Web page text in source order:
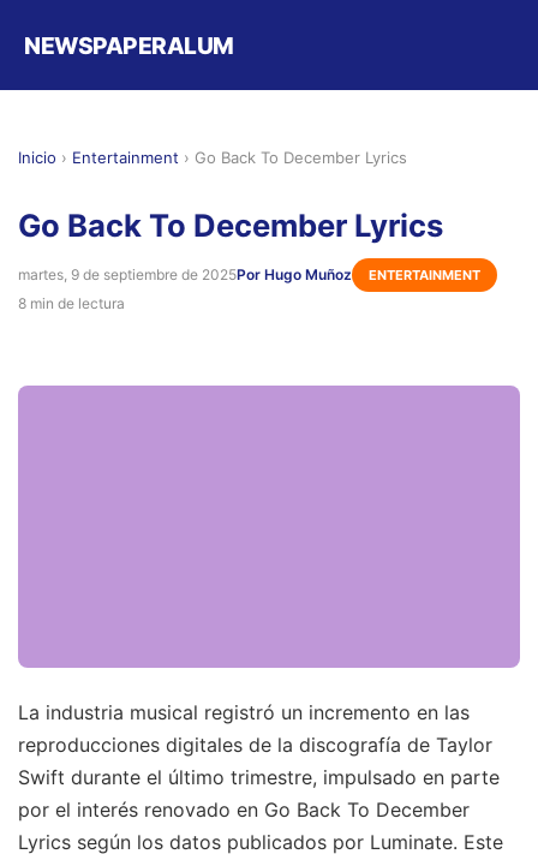
NEWSPAPERALUM
Inicio › Entertainment › Go Back To December Lyrics
Go Back To December Lyrics
martes, 9 de septiembre de 2025Por Hugo Muñoz ENTERTAINMENT
8 min de lectura
La industria musical registró un incremento en las
reproducciones digitales de la discografía de Taylor
Swift durante el último trimestre, impulsado en parte
por el interés renovado en Go Back To December
Lyrics según los datos publicados por Luminate. Este